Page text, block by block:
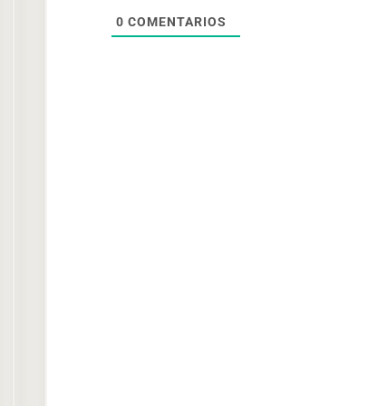
0 COMENTARIOS